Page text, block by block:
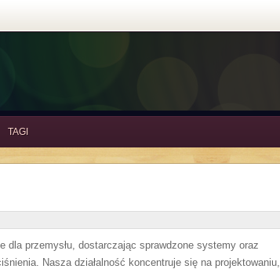
TAGI
dla przemysłu, dostarczając sprawdzone systemy oraz
Nasza działalność koncentruje się na projektowaniu,